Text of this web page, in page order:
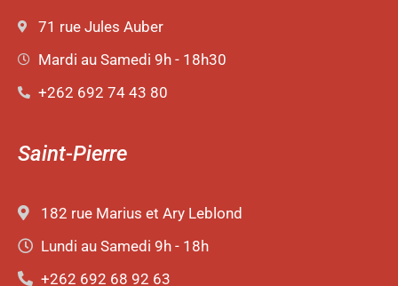
71 rue Jules Auber
Mardi au Samedi 9h - 18h30
+262 692 74 43 80
Saint-Pierre
182 rue Marius et Ary Leblond
Lundi au Samedi 9h - 18h
+262 692 68 92 63